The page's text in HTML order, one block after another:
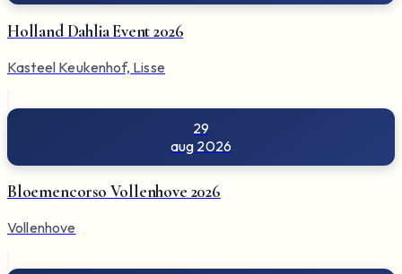
Holland Dahlia Event 2026
Kasteel Keukenhof, Lisse
29
aug 2026
Bloemencorso Vollenhove 2026
Vollenhove